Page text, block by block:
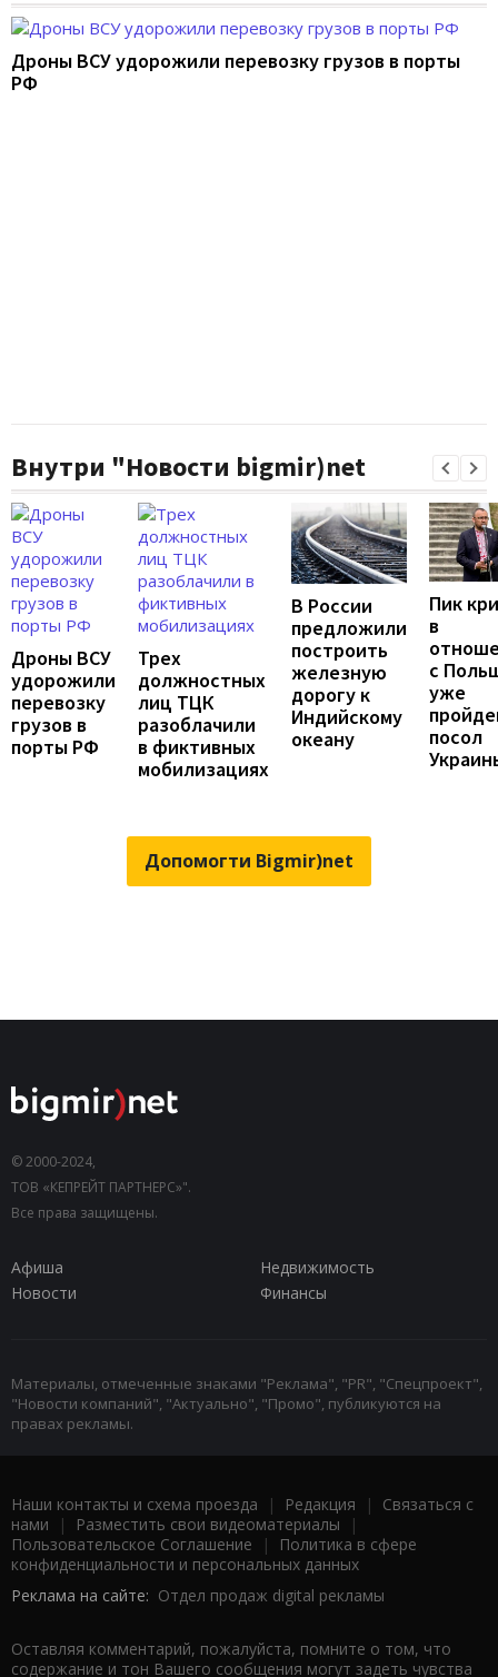
Дроны ВСУ удорожили перевозку грузов в порты
РФ
Внутри "Новости bigmir)net
Дроны ВСУ
удорожили
перевозку
грузов в
порты РФ
Трех
должностных
лиц ТЦК
разоблачили
в фиктивных
мобилизациях
В России
предложили
построить
железную
дорогу к
Индийскому
океану
Пик
в
с
уже
посол
Допомогти Bigmir)net
© 2000-2024,
ТОВ «КЕПРЕЙТ ПАРТНЕРС»".
Все права защищены.
Афиша
Недвижимость
Новости
Финансы
Материалы, отмеченные знаками "Реклама", "PR", "Спецпроект",
"Новости компаний", "Актуально", "Промо", публикуются на
правах рекламы.
Наши контакты и схема проезда | Редакция | Связаться с
нами | Разместить свои видеоматериалы |
Пользовательское Соглашение |
Политика в сфере
конфиденциальности и персональных данных
Реклама на сайте: Отдел продаж digital рекламы
Оставляя комментарий, пожалуйста, помните о том, что
содержание и тон Вашего сообщения могут задеть чувства